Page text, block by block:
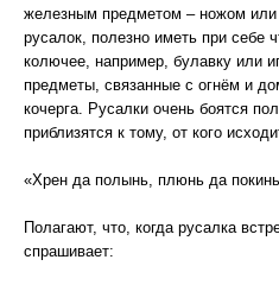
железным предметом – ножом
русалок, полезно иметь при себе
колючее, например, булавку или
предметы, связанные с огнём и
кочерга. Русалки очень боятся
приблизятся к тому, от кого
«Хрен да полынь, плюнь да
Полагают, что, когда русалка
спрашивает: